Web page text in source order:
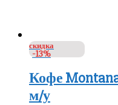
скидка
-13%
Кофе Montana
м/у